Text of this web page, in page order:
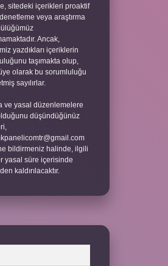
sitedeki içerikleri proaktif
veya araştırma
Ancak,
yazdıkları içeriklerin
taşımakta olup,
olarak bu sorumluluğu
sayılırlar.
ve yasal düzenlemelere
düşündüğünüz
bildirmeniz halinde, ilgili
yasal süre içerisinde
kaldırılacaktır.